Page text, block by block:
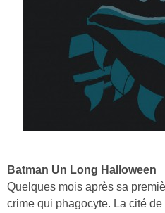
Batman Un Long Halloween
Quelques mois après sa
crime qui phagocyte. La cité